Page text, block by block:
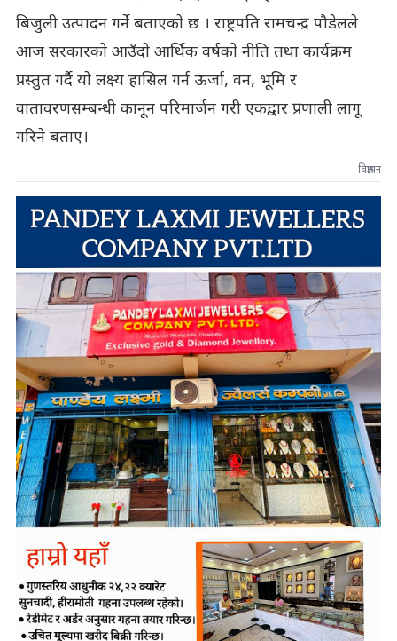
बिजुली उत्पादन गर्ने बताएकाे छ । राष्ट्रपति रामचन्द्र पौडेलले
आज सरकारकाे आउँदाे आर्थिक वर्षकाे नीति तथा कार्यक्रम
प्रस्तुत गर्दै याे लक्ष्य हासिल गर्न ऊर्जा, वन, भूमि र
वातावरणसम्बन्धी कानून परिमार्जन गरी एकद्वार प्रणाली लागू
गरिने बताए।
विज्ञापन